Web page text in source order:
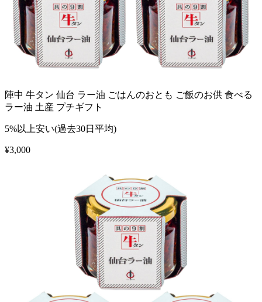
陣中 牛タン 仙台 ラー油 ごはんのおとも ご飯のお供 食べる
ラー油 土産 プチギフト
5%以上安い(過去30日平均)
¥3,000